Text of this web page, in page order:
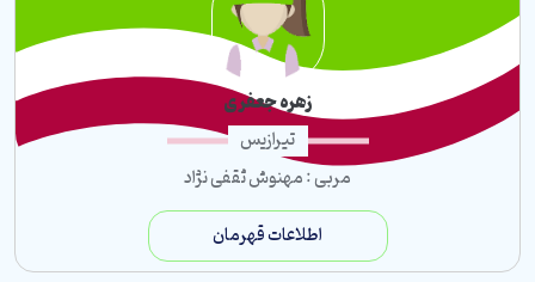
زهره جعفری
تیرازیس
مربی : مهنوش ثقفی نژاد
اطلاعات قهرمان